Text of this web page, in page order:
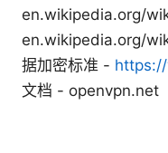
en.wikipedia.org/
en.wikipedia.org/
据加密标准 -
文档 - openvpn.net